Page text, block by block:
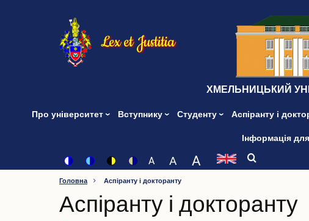
Lex et Justitia
ХМЕЛЬНИЦЬКИЙ
Про університет Вступнику Студенту Аспіранту і
Інформація
Switch
to
theme
Switch
to
theme
Switch
to
visibility
theme
Switch
to
theme
ASet font size to 100%
ASet font size to 125%
ASet font size to 150%
Головна Аспіранту і докторанту
Аспіранту і докторанту